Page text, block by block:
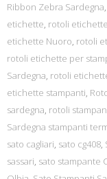
Ribbon Zebra Sardegna,
etichette, rotoli
etichette Nuoro, rotoli
rotoli etichette per
Sardegna, rotoli
etichette stampanti,
sardegna, rotoli
Sardegna stampanti
sato cagliari, sato cg408,
sassari, sato stampante